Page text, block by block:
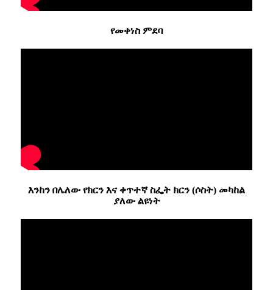
የመቀነስ ምደባ
እንከን በሌለው የክርን እና ቀጥተኛ ስፌት ክርን (ሶስት) መካከል
ያለው ልዩነት